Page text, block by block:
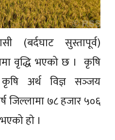
(बर्दघाट सुस्तापूर्व)
वृद्धि भएको छ । कृषि
अर्थ विज्ञ सञ्‍जय
जिल्लामा ७८ हजार ५०६
हाे ।